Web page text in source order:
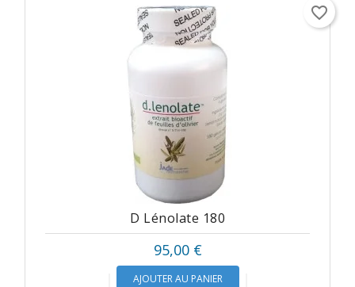
D Lénolate 180
95,00 €
AJOUTER AU PANIER
favorite_border